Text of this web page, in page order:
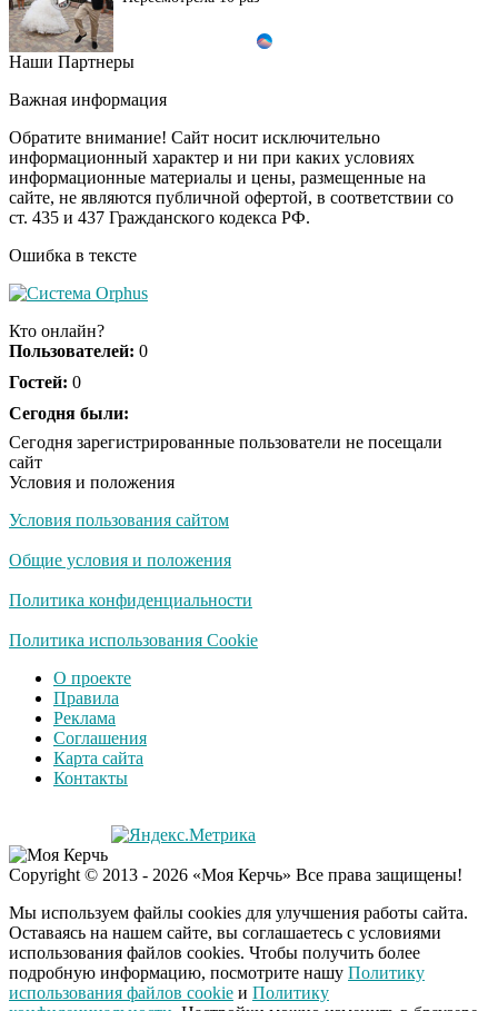
Ролик длится пару
шоке от увиденного
i
Ролик из Омска: вы
будете смеяться долго
Ржу не переставая, это
Скрытая камера на
люди вытворяют, когда
Ролик длится
смеяться вы будете
Королева вагона
оставит равнодушным
Наши Партнеры
Важная информация
Обратите внимание! Сайт носит исключительно
информационный характер и ни при каких условиях
информационные материалы и цены, размещенные на
сайте, не являются публичной офертой, в соответствии со
ст. 435 и 437 Гражданского кодекса РФ.
Ошибка в тексте
Кто онлайн?
Пользователей: 0
Гостей: 0
Сегодня были:
Сегодня зарегистрированные пользователи не посещали
сайт
Условия и положения
Условия пользования сайтом
Общие условия и положения
Политика конфиденциальности
Политика использования Cookie
О проекте
Правила
Реклама
Соглашения
Карта сайта
Контакты
Copyright © 2013 - 2026 «Моя Керчь» Все права защищены!
Мы используем файлы cookies для улучшения работы сайта.
Оставаясь на нашем сайте, вы соглашаетесь с условиями
использования файлов cookies. Чтобы получить более
подробную информацию, посмотрите нашу Политику
использования файлов cookie и Политику